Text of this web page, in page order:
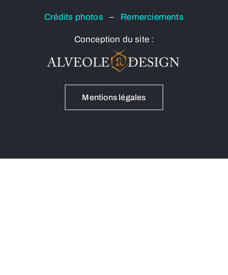
Crédits photos– Remerciements
Conception du site :
Mentions légales